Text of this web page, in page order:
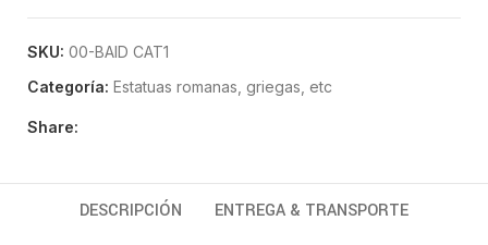
SKU: 00-BAID CAT1
Categoría: Estatuas romanas, griegas, etc
Share:
DESCRIPCIÓN ENTREGA & TRANSPORTE